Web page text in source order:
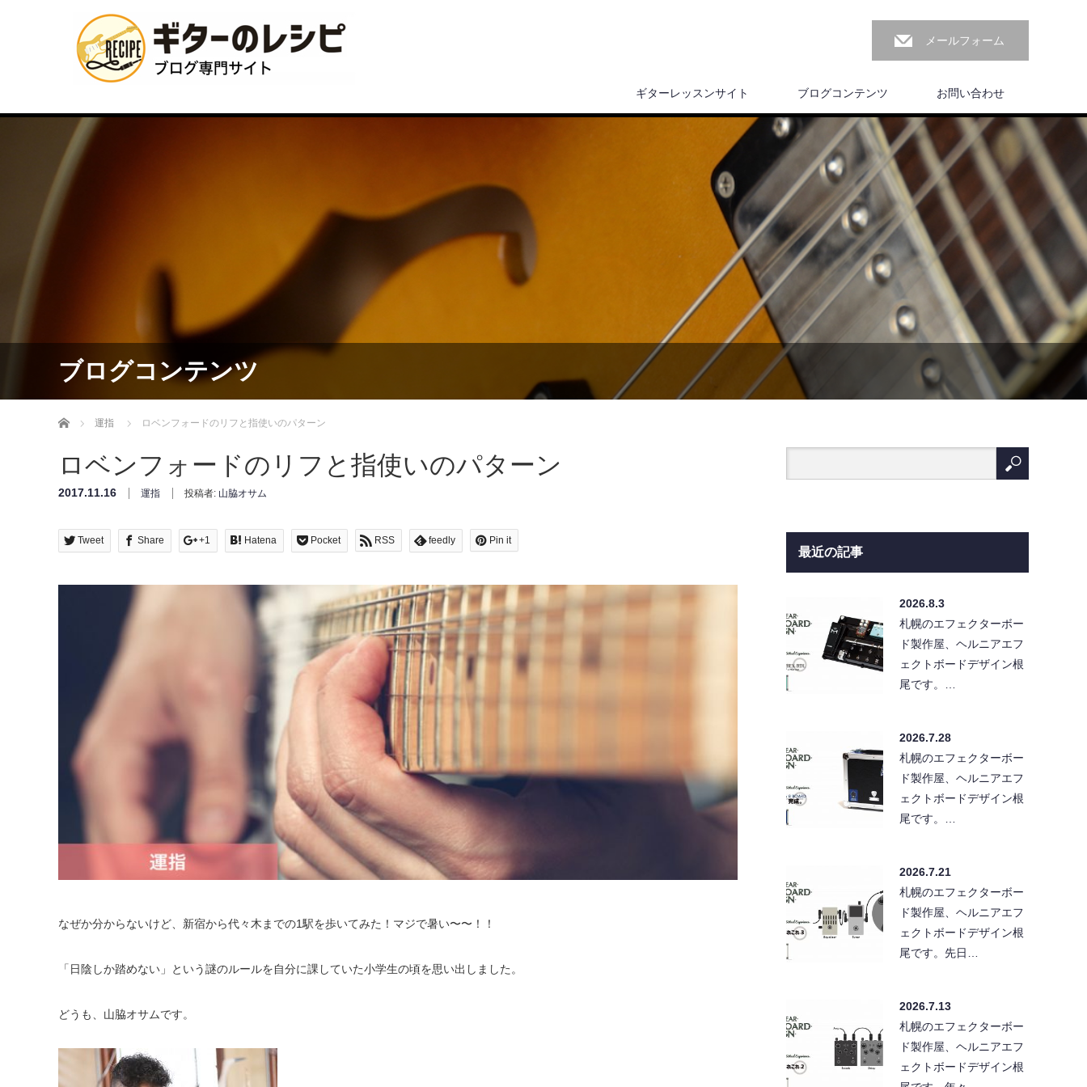
メールフォーム
ギターレッスンサイト ブログコンテンツ お問い合わせ
ブログコンテンツ
Home 運指 ロベンフォードのリフと指使いのパターン
ロベンフォードのリフと指使いのパターン
2017.11.16 運指 投稿者: 山脇オサム
Tweet Share +1 Hatena Pocket RSS feedly Pin it
なぜか分からないけど、新宿から代々木までの1駅を歩いてみた！マジで暑い〜〜！！
「日陰しか踏めない」という謎のルールを自分に課していた小学生の頃を思い出しました。
どうも、山脇オサムです。
最近の記事
2026.8.3
札幌のエフェクターボー
ド製作屋、ヘルニアエフ
ェクトボードデザイン根
尾です。…
2026.7.28
札幌のエフェクターボー
ド製作屋、ヘルニアエフ
ェクトボードデザイン根
尾です。…
2026.7.21
札幌のエフェクターボー
ド製作屋、ヘルニアエフ
ェクトボードデザイン根
尾です。先日…
2026.7.13
札幌のエフェクターボー
ド製作屋、ヘルニアエフ
ェクトボードデザイン根